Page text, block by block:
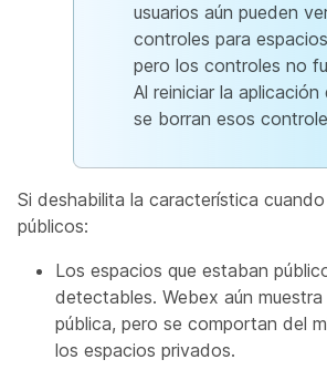
usuarios aún pueden
controles para
pero los controles no
Al reiniciar la aplicación
se borran esos
Si deshabilita la característica
públicos:
Los espacios que estaban
detectables. Webex aún
pública, pero se comportan del
los espacios privados.